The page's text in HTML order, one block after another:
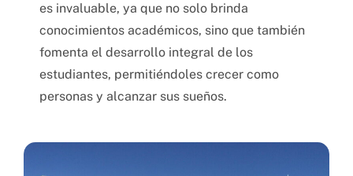
es invaluable, ya que no solo brinda
conocimientos académicos, sino que también
fomenta el desarrollo integral de los
estudiantes, permitiéndoles crecer como
personas y alcanzar sus sueños.